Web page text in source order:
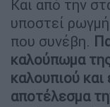
Και από την
υποστεί ρωγμή
που συνέβη.
καλούπωμα
καλουπιού και
αποτέλεσμα